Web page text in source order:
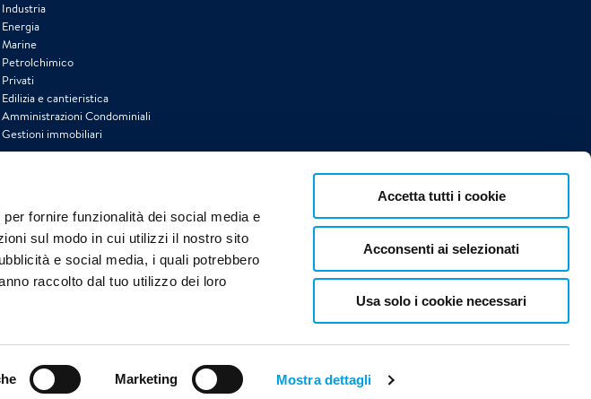
fornire funzionalità dei social media e
sul modo in cui utilizzi il nostro sito
e social media, i quali potrebbero
raccolto dal tuo utilizzo dei loro
Marketing Mostra dettagli
Accetta tutti i cookie
Acconsenti ai selezionati
Usa solo i cookie necessari
Industria
Energia
Marine
Petrolchimico
Privati
Edilizia e cantieristica
Amministrazioni Condominiali
Gestioni immobiliari